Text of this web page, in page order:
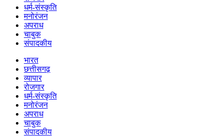
धर्म-संस्कृति
मनोरंजन
अपराध
चाबुक
संपादकीय
भारत
छत्तीसगढ़
व्यापार
रोजगार
धर्म-संस्कृति
मनोरंजन
अपराध
चाबुक
संपादकीय